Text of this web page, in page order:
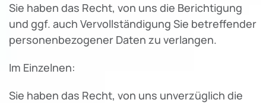
Sie haben das Recht, von uns die Berichtigung
und ggf. auch Vervollständigung Sie betreffender
personenbezogener Daten zu verlangen.
Im Einzelnen:
Sie haben das Recht, von uns unverzüglich die